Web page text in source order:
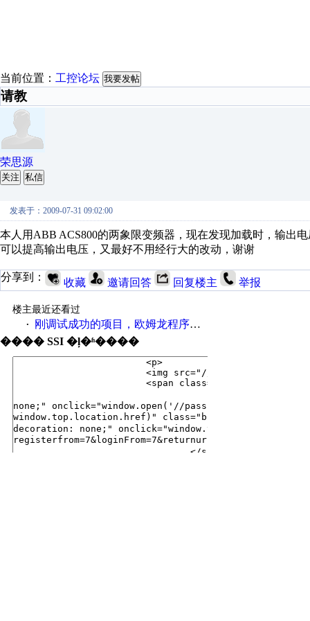
当前位置： 工控论坛 我要发帖
请教
荣思源
关注 私信
发表于：2009-07-31 09:02:00
本人用ABB ACS800的两象限变频器，现在发现加载时，输出
可以提高输出电压，又最好不用经行大的改动，谢谢
分享到： 收藏 邀请回答 回复楼主 举报
楼主最近还看过
·
刚调试成功的项目，欧姆龙程序打包送！
���� SSI �ļ�ʱ����